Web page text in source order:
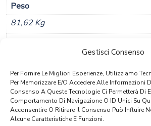
Gestisci Consenso
Per Fornire Le Migliori Esperienze, Utilizziamo
Per Memorizzare E/o Accedere Alle Informazioni
Consenso A Queste Tecnologie Ci Permetterà Di
Comportamento Di Navigazione O ID Unici Su
Acconsentire O Ritirare Il Consenso Può Influire
Alcune Caratteristiche E Funzioni.
Peso
81,62 Kg
Materiale
Noce
Stile